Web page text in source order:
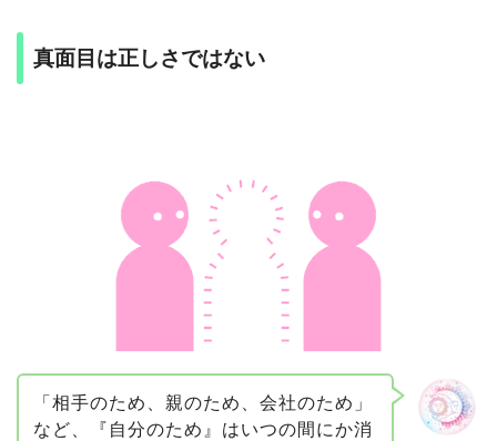
真面目は正しさではない
「相手のため、親のため、会社のため」
など、『自分のため』はいつの間にか消